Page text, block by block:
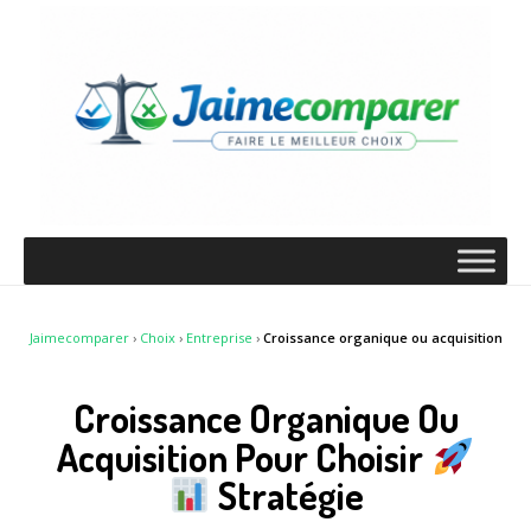
Jaimecomparer› Choix› Entreprise › Croissance organique ou acquisition
Croissance Organique Ou
Acquisition Pour Choisir
Stratégie